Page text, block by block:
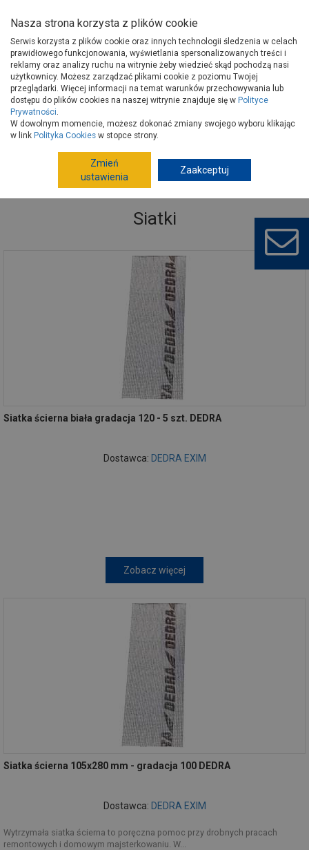
Strona główna Narzędzia
Narzędzia ręczne, warsztat
Materiały ścierne
Siatki
Siatki
Siatka ścierna biała gradacja 120 - 5 szt. DEDRA
Dostawca: DEDRA EXIM
Zobacz więcej
Siatka ścierna 105x280 mm - gradacja 100 DEDRA
Dostawca: DEDRA EXIM
Wytrzymała siatka ścierna to poręczna pomoc przy drobnych pracach
remontowych i domowym majsterkowaniu. W...
Nasza strona korzysta z plików cookie
Serwis korzysta z plików cookie oraz innych technologii śledzenia w celach
prawidłowego funkcjonowania, wyświetlania spersonalizowanych treści i
reklamy oraz analizy ruchu na witrynie żeby wiedzieć skąd pochodzą nasi
użytkownicy. Możesz zarządzać plikami cookie z poziomu Twojej
przeglądarki. Więcej informacji na temat warunków przechowywania lub
dostępu do plików cookies na naszej witrynie znajduje się w Polityce
Prywatności.
W dowolnym momencie, możesz dokonać zmiany swojego wyboru klikając
w link Polityka Cookies w stopce strony.
Zmień
ustawienia
Zaakceptuj